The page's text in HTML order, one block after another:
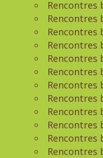
Rencontres
Rencontres
Rencontres
Rencontres
Rencontres
Rencontres
Rencontres
Rencontres
Rencontres
Rencontres
Rencontres
Rencontres